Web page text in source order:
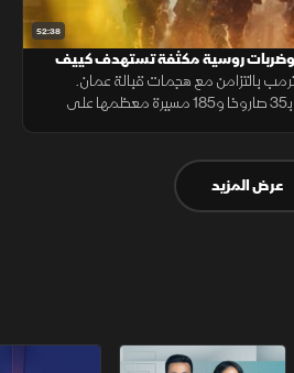
52:38
وضربات روسية مكثفة تستهدف كييف
ترمب بالتزامن مع هجمات قبالة عمان.
ميدانيا، روسيا تقصف أوكرانيا بـ35 صاروخا و185 مسيرة معظمها على
عرض المزيد
الخبر الآخر تقارير الشرق